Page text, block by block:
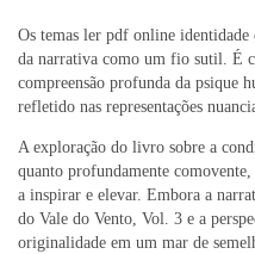
Os temas ler pdf online
da narrativa como um fio sutil. É
compreensão profunda da psique
refletido nas representações
A exploração do livro sobre a
quanto profundamente
a inspirar e elevar. Embora a
do Vale do Vento, Vol. 3 e a
originalidade em um mar de